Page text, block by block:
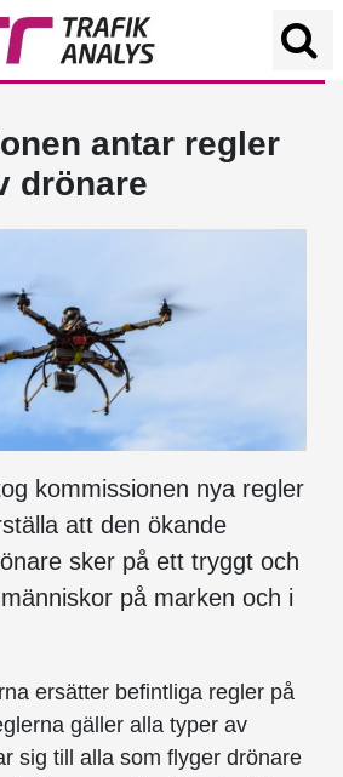
antar regler
drönare
kommissionen nya regler
att den ökande
sker på ett tryggt och
på marken och i
ersätter befintliga regler på
gäller alla typer av
sig till alla som flyger drönare